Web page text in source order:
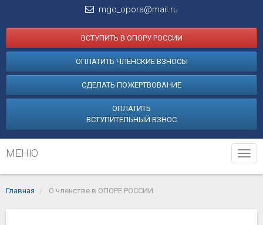
mgo_opora@mail.ru
ВСТУПИТЬ В ОПОРУ РОССИИ
ОПЛАТИТЬ ЧЛЕНСКИЕ ВЗНОСЫ
СДЕЛАТЬ ПОЖЕРТВОВАНИЕ
ОПЛАТИТЬ
ВСТУПИТЕЛЬНЫЙ ВЗНОС
МЕНЮ
Главная О членстве в ОПОРЕ РОССИИ